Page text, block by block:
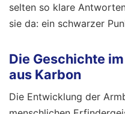
selten so klare
sie da: ein schwarzer
Die Geschichte
aus Karbon
Die Entwicklung der